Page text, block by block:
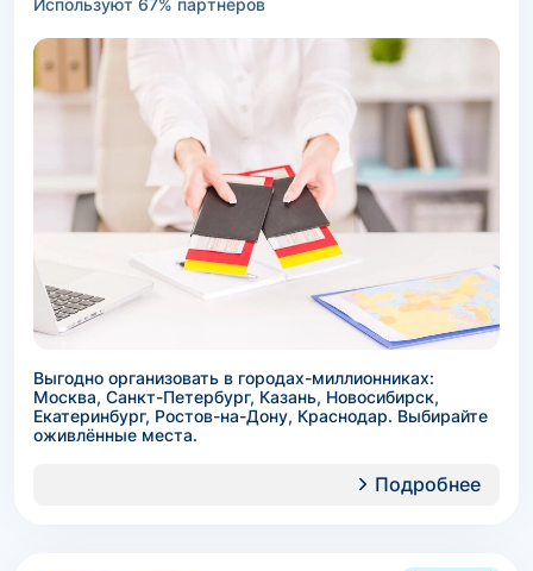
Используют 67% партнёров
Выгодно организовать в городах-миллионниках:
Москва, Санкт-Петербург, Казань, Новосибирск,
Екатеринбург, Ростов-на-Дону, Краснодар. Выбирайте
оживлённые места.
Подробнее